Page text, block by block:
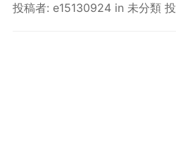
投稿者: e15130924 in 未分類投